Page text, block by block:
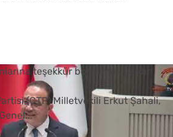
teşekkür borcumuz vardır
(CTP) Milletvekili Erkut Şahali,
...